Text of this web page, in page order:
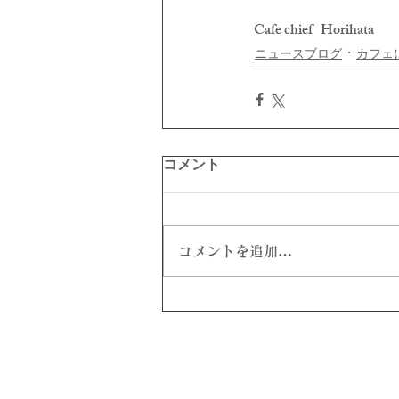
Cafe chief   Horihata
ニュースブログ カフェ
コメント
コメントを追加…